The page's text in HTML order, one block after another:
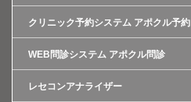
クリニック予約システム アポクル予約
WEB問診システム アポクル問診
レセコンアナライザー